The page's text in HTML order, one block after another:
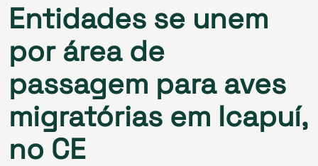
Entidades se unem
por área de
passagem para aves
migratórias em Icapuí,
no CE